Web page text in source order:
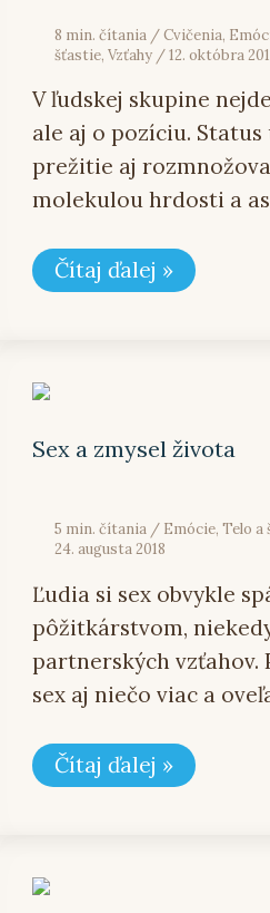
8 min. čítania/Cvičenia,
šťastie, Vzťahy/12. októbra
V ľudskej skupine
ale aj o pozíciu.
prežitie aj
molekulou hrdosti a
Čítaj ďalej »
Sex a zmysel života
5 min. čítania/ Emócie, Telo a
24. augusta 2018
Ľudia si sex obvykle
pôžitkárstvom,
partnerských vzťahov.
sex aj niečo viac a
Čítaj ďalej »